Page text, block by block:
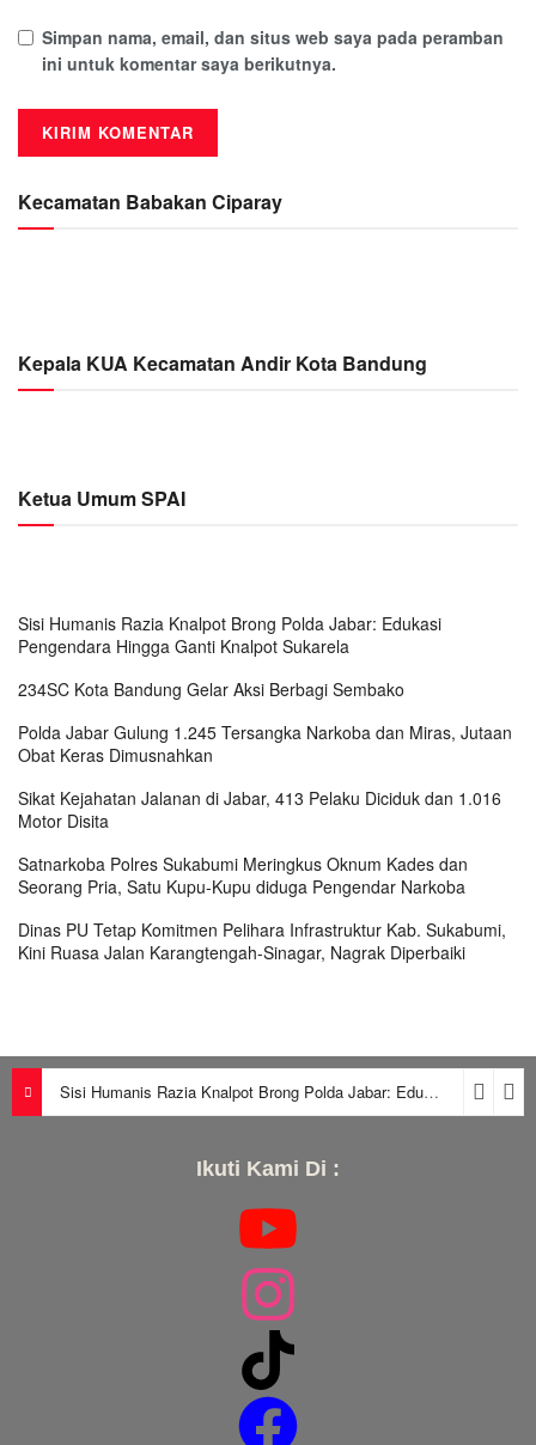
Simpan nama, email, dan situs web saya pada peramban
ini untuk komentar saya berikutnya.
Kecamatan Babakan Ciparay
Kepala KUA Kecamatan Andir Kota Bandung
Ketua Umum SPAI
Sisi Humanis Razia Knalpot Brong Polda Jabar: Edukasi
Pengendara Hingga Ganti Knalpot Sukarela
234SC Kota Bandung Gelar Aksi Berbagi Sembako
Polda Jabar Gulung 1.245 Tersangka Narkoba dan Miras, Jutaan
Obat Keras Dimusnahkan
Sikat Kejahatan Jalanan di Jabar, 413 Pelaku Diciduk dan 1.016
Motor Disita
Satnarkoba Polres Sukabumi Meringkus Oknum Kades dan
Seorang Pria, Satu Kupu-Kupu diduga Pengendar Narkoba
Dinas PU Tetap Komitmen Pelihara Infrastruktur Kab. Sukabumi,
Kini Ruasa Jalan Karangtengah-Sinagar, Nagrak Diperbaiki
Sisi Humanis Razia Knalpot Brong Polda Jabar: Edukasi Pengendara Hingga Ganti Knalpot Sukarela
Ikuti Kami Di :